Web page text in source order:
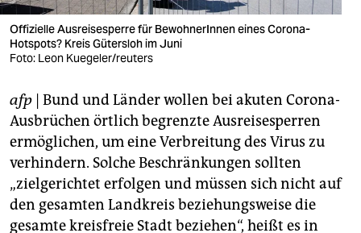
veranstaltungen
shop
fragen & hilfe
unterstützen
abo
genossenschaft
epaper login
Offizielle Ausreisesperre für BewohnerInnen eines Corona-
Hotspots? Kreis Gütersloh im Juni
Foto: Leon Kuegeler/reuters
afp | Bund und Länder wollen bei akuten Corona-
Ausbrüchen örtlich begrenzte Ausreisesperren
ermöglichen, um eine Verbreitung des Virus zu
verhindern. Solche Beschränkungen sollten
„zielgerichtet erfolgen und müssen sich nicht auf
den gesamten Landkreis beziehungsweise die
gesamte kreisfreie Stadt beziehen“, heißt es in